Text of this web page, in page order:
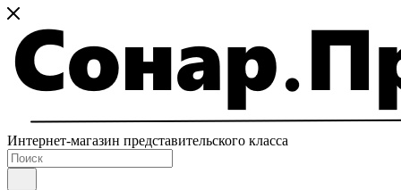
Интернет-магазин представительского класса